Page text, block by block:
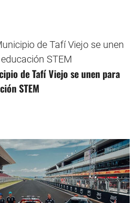
de Tafí Viejo se unen para
STEM